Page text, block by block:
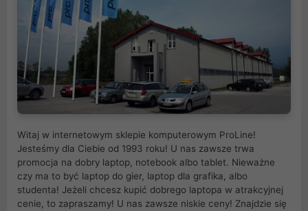
Witaj w internetowym sklepie komputerowym ProLine!
Jesteśmy dla Ciebie od 1993 roku! U nas zawsze trwa
promocja na dobry laptop, notebook albo tablet. Nieważne
czy ma to być laptop do gier, laptop dla grafika, albo
studenta! Jeżeli chcesz kupić dobrego laptopa w atrakcyjnej
cenie, to zapraszamy! U nas zawsze niskie ceny! Znajdzie się